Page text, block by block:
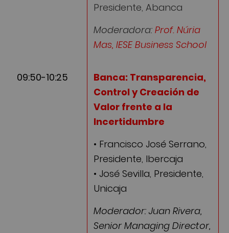
Presidente, Abanca
Moderadora: Prof. Núria
Mas, IESE Business School
09:50-10:25
Banca: Transparencia,
Control y Creación de
Valor frente a la
Incertidumbre
• Francisco José Serrano,
Presidente, Ibercaja
• José Sevilla, Presidente,
Unicaja
Moderador: Juan Rivera,
Senior Managing Director,